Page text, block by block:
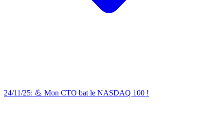
24/11/25: 💪 Mon CTO bat le NASDAQ 100 !